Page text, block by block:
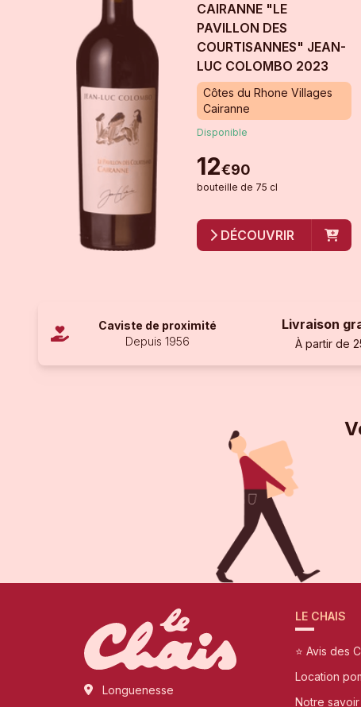
CAIRANNE "LE
PAVILLON DES
COURTISANNES" JEAN-
LUC COLOMBO 2023
Côtes du Rhone Villages
Cairanne
Disponible
12€90
bouteille de 75 cl
DÉCOUVRIR
Caviste de proximité
Depuis 1956
Livraison
À partir de
Longuenesse
LE CHAIS
⭐ Avis des
Location
Notre